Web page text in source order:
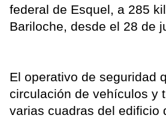
federal de Esquel, a 285
Bariloche, desde el 28 de
El operativo de seguridad
circulación de vehículos y
varias cuadras del edificio